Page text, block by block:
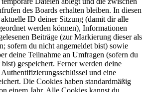
des Boards erhalten bleiben. In diesen
ID deiner Sitzung (damit dir alle
werden können), Informationen
Beiträge (zur Markierung dieser als
sofern du nicht angemeldet bist) sowie
deine Teilnahme an Umfragen (sofern du
gespeichert. Ferner werden deine
und eine
Die Cookies haben standardmäßig
einem Jahr. Alle Cookies kannst du